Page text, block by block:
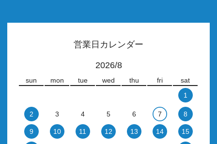
営業日カレンダー
2026/8
sun mon tue wed thu fri
sat
1
2 3 4 5 6 7 8
9 10 11 12 13 14 15